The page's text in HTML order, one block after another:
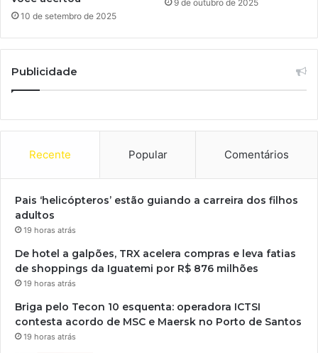
10 de setembro de 2025
9 de outubro de 2025
Publicidade
Recente Popular Comentários
Pais ‘helicópteros’ estão guiando a carreira dos filhos
adultos
19 horas atrás
De hotel a galpões, TRX acelera compras e leva fatias
de shoppings da Iguatemi por R$ 876 milhões
19 horas atrás
Briga pelo Tecon 10 esquenta: operadora ICTSI
contesta acordo de MSC e Maersk no Porto de Santos
19 horas atrás